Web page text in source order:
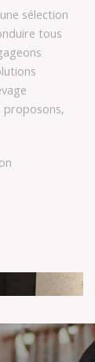
sélection
tous
proposons,